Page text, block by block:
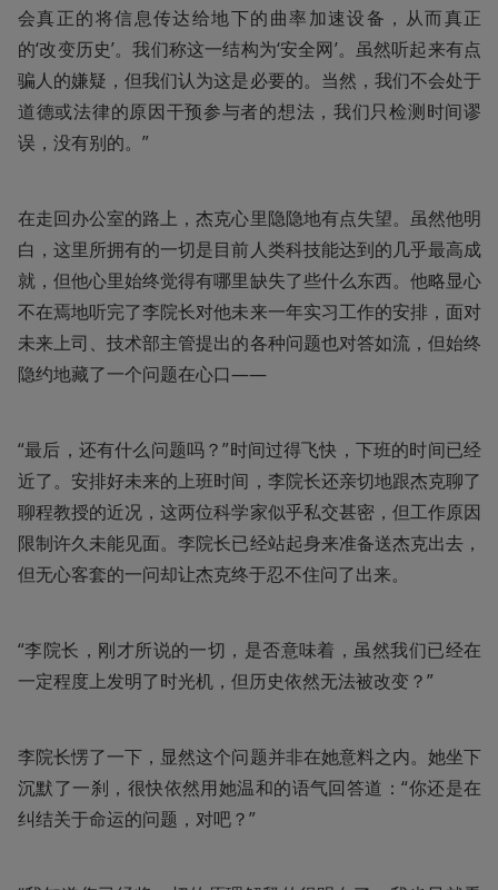
会真正的将信息传达给地下的曲率加速设备，从而真正
的‘改变历史’。我们称这一结构为‘安全网’。虽然听起来有点
骗人的嫌疑，但我们认为这是必要的。当然，我们不会处于
道德或法律的原因干预参与者的想法，我们只检测时间谬
误，没有别的。”
在走回办公室的路上，杰克心里隐隐地有点失望。虽然他明
白，这里所拥有的一切是目前人类科技能达到的几乎最高成
就，但他心里始终觉得有哪里缺失了些什么东西。他略显心
不在焉地听完了李院长对他未来一年实习工作的安排，面对
未来上司、技术部主管提出的各种问题也对答如流，但始终
隐约地藏了一个问题在心口——
“最后，还有什么问题吗？”时间过得飞快，下班的时间已经
近了。安排好未来的上班时间，李院长还亲切地跟杰克聊了
聊程教授的近况，这两位科学家似乎私交甚密，但工作原因
限制许久未能见面。李院长已经站起身来准备送杰克出去，
但无心客套的一问却让杰克终于忍不住问了出来。
“李院长，刚才所说的一切，是否意味着，虽然我们已经在
一定程度上发明了时光机，但历史依然无法被改变？”
李院长愣了一下，显然这个问题并非在她意料之内。她坐下
沉默了一刹，很快依然用她温和的语气回答道：“你还是在
纠结关于命运的问题，对吧？”